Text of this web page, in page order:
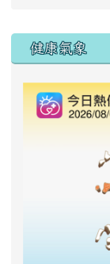
右邊區域內
健康氣象